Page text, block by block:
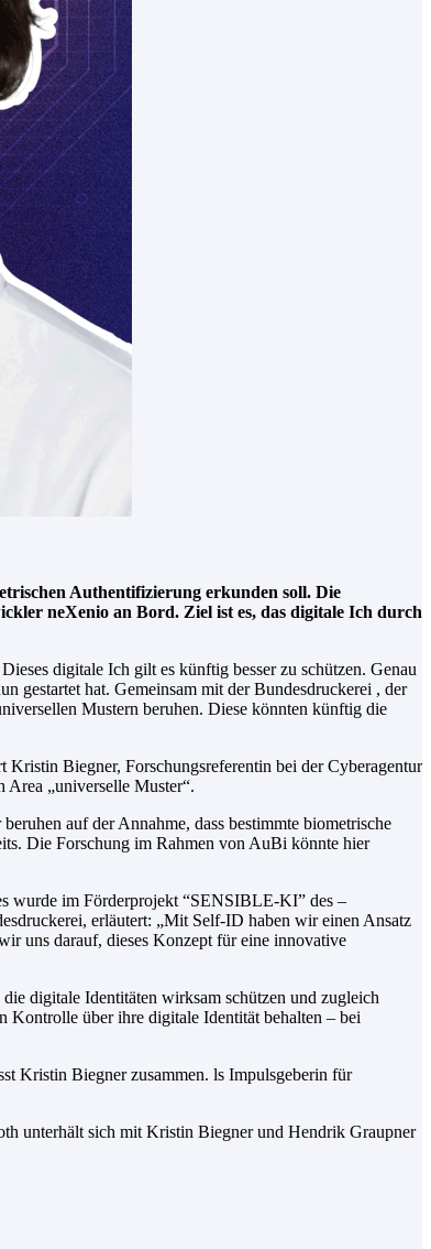
Authentifizierung erkunden soll. Die
neXenio an Bord. Ziel ist es, das digitale Ich durch
digitale Ich gilt es künftig besser zu schützen. Genau
gestartet hat. Gemeinsam mit der Bundesdruckerei , der
Mustern beruhen. Diese könnten künftig die
Kristin Biegner, Forschungsreferentin bei der Cyberagentur
Area „universelle Muster“.
auf der Annahme, dass bestimmte biometrische
Die Forschung im Rahmen von AuBi könnte hier
wurde im Förderprojekt “SENSIBLE-KI” des –
erläutert: „Mit Self-ID haben wir einen Ansatz
uns darauf, dieses Konzept für eine innovative
digitale Identitäten wirksam schützen und zugleich
Kontrolle über ihre digitale Identität behalten – bei
Kristin Biegner zusammen. ls Impulsgeberin für
unterhält sich mit Kristin Biegner und Hendrik Graupner